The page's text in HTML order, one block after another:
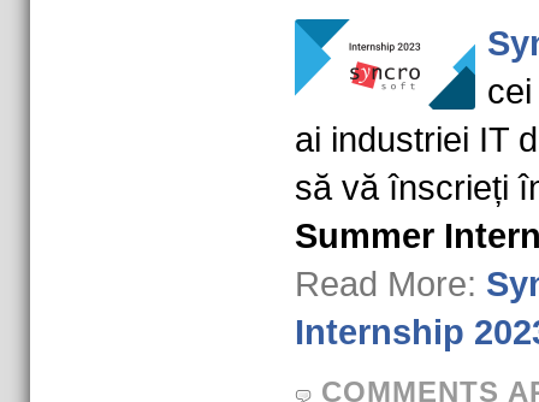
ai industriei IT
să vă înscrieți
Summer
Read More:
Internship
COMMENTS